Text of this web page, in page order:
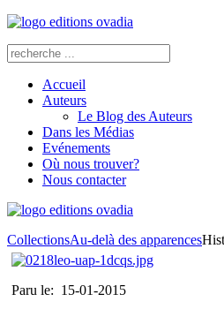
Accueil
Auteurs
Le Blog des Auteurs
Dans les Médias
Evénements
Où nous trouver?
Nous contacter
CollectionsAu-delà des apparences
Paru le: 15-01-2015